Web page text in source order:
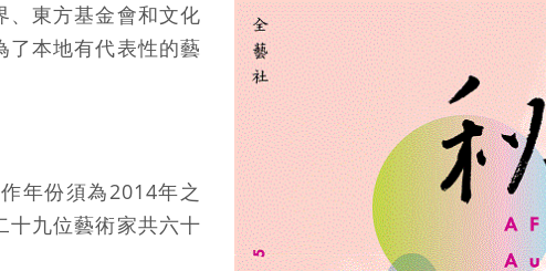
、東方基金會和文化
了本地有代表性的藝
年份須為2014年之
十九位藝術家共六十